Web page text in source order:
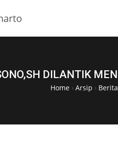
DILANTIK
Home › Arsip ›